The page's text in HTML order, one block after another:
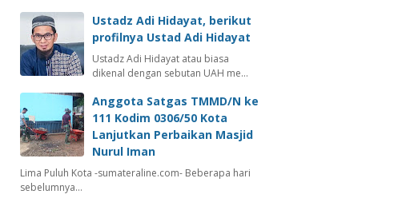
Ustadz Adi Hidayat, berikut
profilnya Ustad Adi Hidayat
Ustadz Adi Hidayat atau biasa
dikenal dengan sebutan UAH me…
Anggota Satgas TMMD/N ke
111 Kodim 0306/50 Kota
Lanjutkan Perbaikan Masjid
Nurul Iman
Lima Puluh Kota -sumateraline.com- Beberapa hari
sebelumnya…